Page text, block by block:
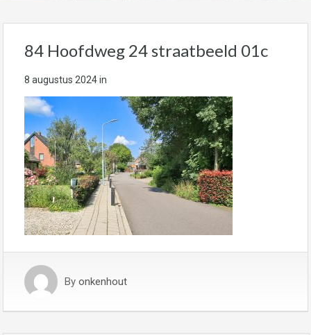
84 Hoofdweg 24 straatbeeld 01c
8 augustus 2024in
By onkenhout